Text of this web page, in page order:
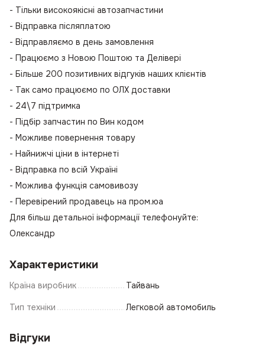
- Тільки високоякісні автозапчастини
- Відправка післяплатою
- Відправляємо в день замовлення
- Працюємо з Новою Поштою та Делівері
- Більше 200 позитивних відгуків наших клієнтів
- Так само працюємо по ОЛХ доставки
- 24\7 підтримка
- Підбір запчастин по Вин кодом
- Можливе повернення товару
- Найнижчі ціни в інтернеті
- Відправка по всій Україні
- Можлива функція самовивозу
- Перевірений продавець на пром.юа
Для більш детальної інформації телефонуйте:
Олександр
Характеристики
Країна виробник Тайвань
Тип техніки Легковой автомобиль
Відгуки